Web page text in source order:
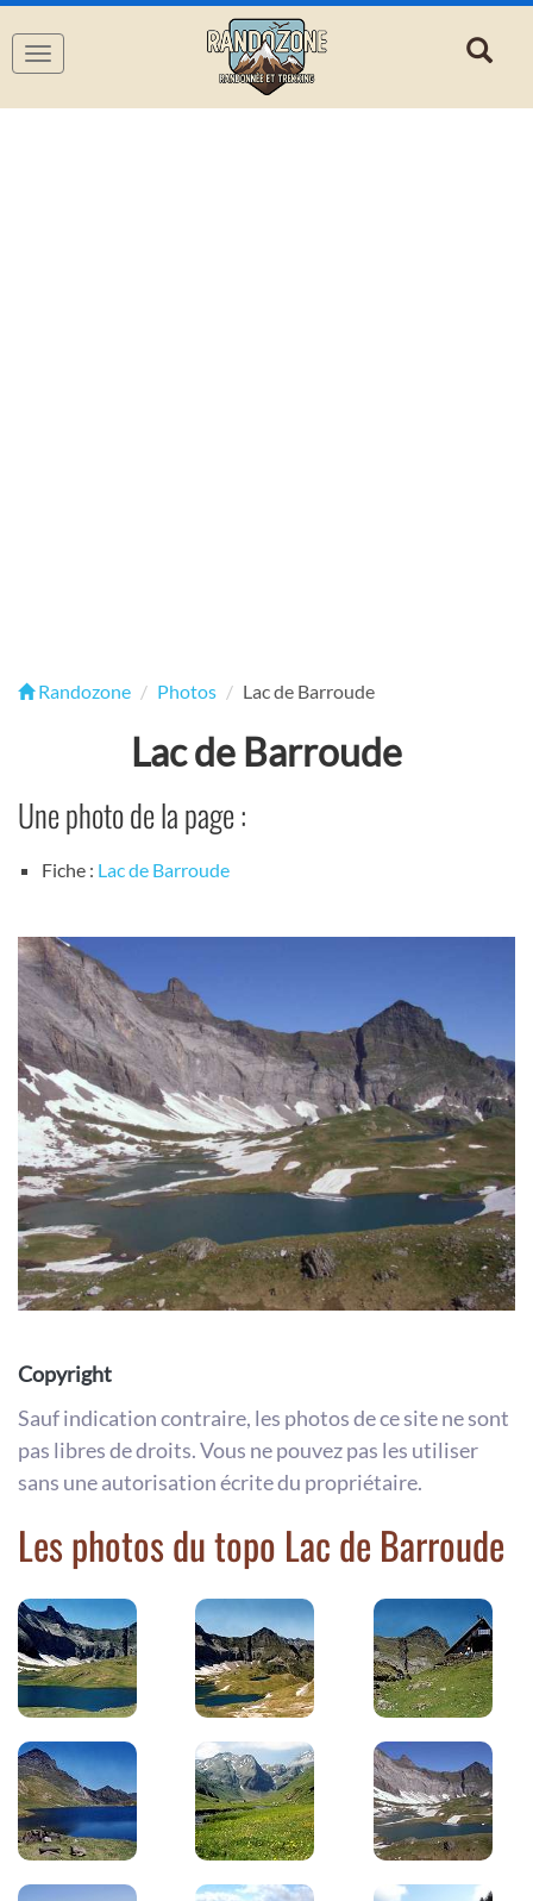
Navigation
Randozone Photos Lac de Barroude
Lac de Barroude
Une photo de la page :
Fiche : Lac de Barroude
Copyright
Sauf indication contraire, les photos de ce site ne sont
pas libres de droits. Vous ne pouvez pas les utiliser
sans une autorisation écrite du propriétaire.
Les photos du topo Lac de Barroude